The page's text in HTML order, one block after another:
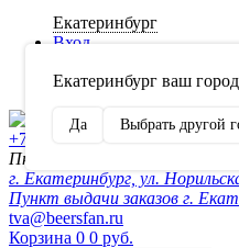
Екатеринбург
Екатеринбург ваш
Да Выбрать другой
Вход
Регистрация
+7 (902) 872-54-70
Пн-Пт 10:00-20:00, сб-вск по
г. Екатеринбург, ул.
Пункт выдачи заказов г.
tva@beersfan.ru
Корзина 0 0 руб.